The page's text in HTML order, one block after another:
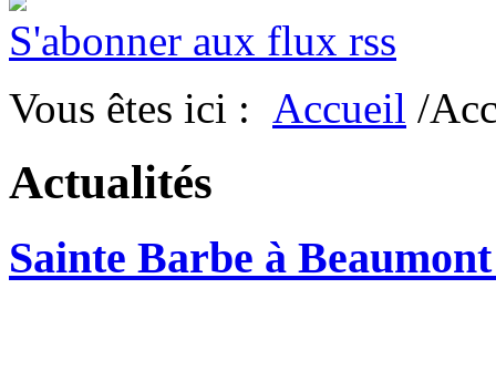
S'abonner aux flux rss
Vous êtes ici : Accueil /
Actualités
Sainte Barbe à